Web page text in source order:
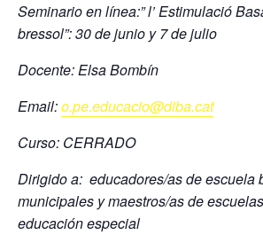
Seminario en línea:” l’ Estimulació
bressol”: 30 de junio y 7 de julio
Docente: Elsa Bombín
Email:o.pe.educacio@diba.cat
Curso: CERRADO
Dirigido a: educadores/as de escuela
municipales y maestros/as de
educación especial